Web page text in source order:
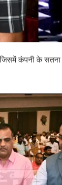
जिसमें कंपनी के